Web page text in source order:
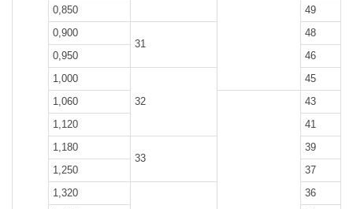
0,850
49
0,900
31
48
0,950
46
1,000
32
45
1,060
43
1,120
41
1,180
33
39
1,250
37
1,320
36